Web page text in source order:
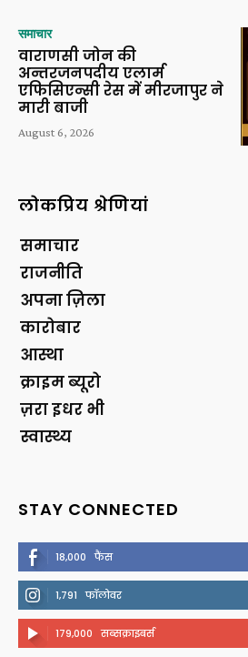
समाचार
वाराणसी जोन की
अन्तरजनपदीय एलार्म
एफिसिएन्सी रेस में मीरजापुर ने
मारी बाजी
August 6, 2026
लोकप्रिय श्रेणियां
समाचार
राजनीति
अपना ज़िला
कारोबार
आस्था
क्राइम ब्यूरो
ज़रा इधर भी
स्वास्थ्य
STAY CONNECTED
18,000 फैंस
1,791 फॉलोवर
179,000 सब्सक्राइबर्स